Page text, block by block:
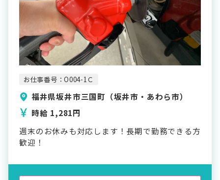
お仕事番号：O004-1Ｃ
福井県坂井市三国町（坂井市・あわら市）
時給 1,281円
週末のお休みも対応します！長期で勤務できる方
歓迎！